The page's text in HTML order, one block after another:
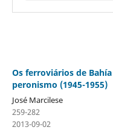
Os ferroviários de
peronismo (1945-1955)
José Marcilese
259-282
2013-09-02